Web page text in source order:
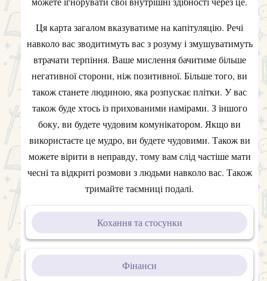
Ця карта загалом вказуватиме на капітуляцію. Речі
навколо вас зводитимуть вас з розуму і змушуватимуть
втрачати терпіння. Ваше мислення бачитиме більше
негативної сторони, ніж позитивної. Більше того, ви
також станете людиною, яка розпускає плітки. У вас
також буде хтось із прихованими намірами. З іншого
боку, ви будете чудовим комунікатором. Якщо ви
використаєте це мудро, ви будете чудовими. Також ви
можете вірити в неправду, тому вам слід частіше мати
чесні та відкриті розмови з людьми навколо вас. Також
тримайте таємниці подалі.
Кохання та стосунки
Фінанси